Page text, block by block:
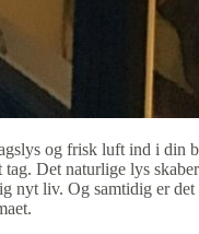
og frisk luft ind i din
Det naturlige lys
nyt liv. Og samtidig er det